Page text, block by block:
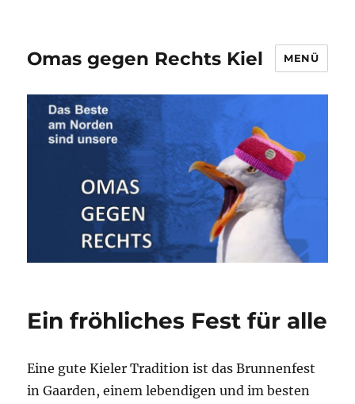
Omas gegen Rechts Kiel MENÜ
Ein fröhliches Fest für alle
Eine gute Kieler Tradition ist das Brunnenfest
in Gaarden, einem lebendigen und im besten